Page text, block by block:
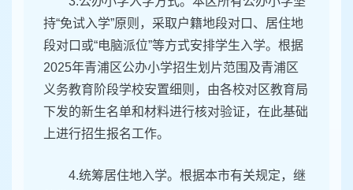
持“免试入学”原则，采取户籍地段对口、居住地
段对口或“电脑派位”等方式安排学生入学。根据
2025年青浦区公办小学招生划片范围及青浦区
义务教育阶段学校安置细则，由各校对区教育局
下发的新生名单和材料进行核对验证，在此基础
上进行招生报名工作。
4.统筹居住地入学。根据本市有关规定，继